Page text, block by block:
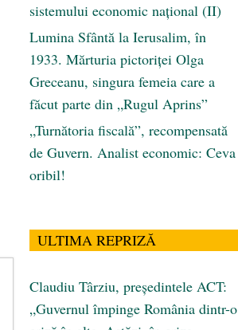
sistemului economic naţional (II)
Lumina Sfântă la Ierusalim, în
1933. Mărturia pictoriței Olga
Greceanu, singura femeia care a
făcut parte din „Rugul Aprins”
„Turnătoria fiscală”, recompensată
de Guvern. Analist economic: Ceva
oribil!
ULTIMA REPRIZĂ
Claudiu Târziu, președintele ACT:
„Guvernul împinge România dintr-o